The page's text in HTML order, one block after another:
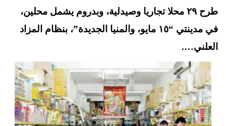
طرح ٢٩ محلا تجاريا وصيدلية، وبدروم يشمل محلين،
في مدينتي “١٥ مايو، والمنيا الجديدة”، بنظام المزاد
العلني….